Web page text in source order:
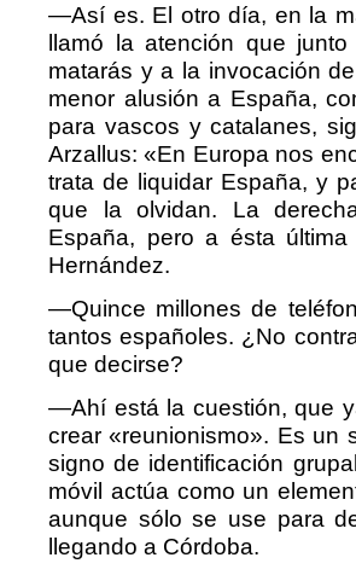
—Así es. El otro día, en la
llamó la atención que
matarás y a la invocación
menor alusión a España,
para vascos y catalanes,
Arzallus: «En Europa nos
trata de liquidar España, y
que la olvidan. La
España, pero a ésta
Hernández.
—Quince millones de
tantos españoles. ¿No
que decirse?
—Ahí está la cuestión, que
crear «reunionismo». Es un
signo de identificación
móvil actúa como un
aunque sólo se use para
llegando a Córdoba.